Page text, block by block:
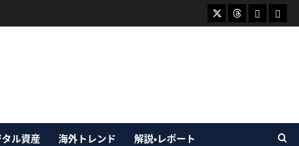
X ThreadsBluesky
ル資産 海外トレンド 解説・レポート